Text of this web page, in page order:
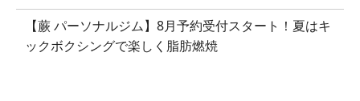
【蕨 パーソナルジム】8月予約受付スタート！夏はキ
ックボクシングで楽しく脂肪燃焼